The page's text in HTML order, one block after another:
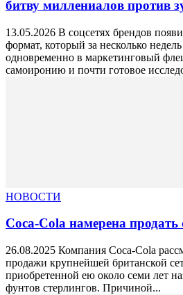
битву миллениалов против
13.05.2026 В соцсетях брендов
формат, который за несколько
одновременно в маркетинговый
самоиронию и почти готовое
НОВОСТИ
Coca-Cola намерена продать
26.08.2025 Компания Coca-Cola
продажи крупнейшей британской
приобретенной ею около семи лет
фунтов стерлингов. Причиной...